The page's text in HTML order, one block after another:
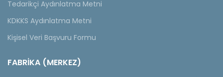
Tedarikçi Aydınlatma Metni
KDKKS Aydınlatma Metni
Kişisel Veri Başvuru Formu
FABRİKA (MERKEZ)